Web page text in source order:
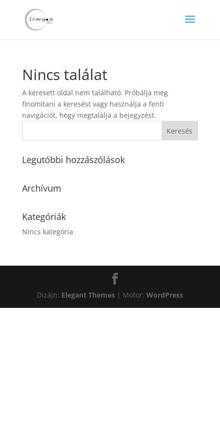
Nincs találat
A keresett oldal nem található. Próbálja meg
finomítani a keresést vagy használja a fenti
navigációt, hogy megtalálja a bejegyzést.
Legutóbbi hozzászólások
Archívum
Kategóriák
Nincs kategória
Dizájn: Elegant Themes| Motor: WordPress